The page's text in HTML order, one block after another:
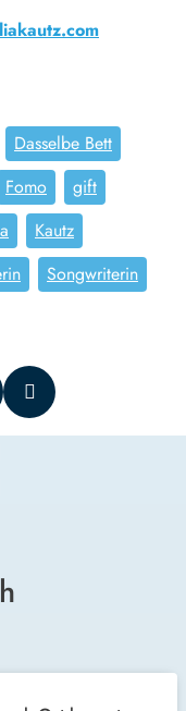
Dasselbe Bett
Fomo
gift
Kautz
Songwriterin